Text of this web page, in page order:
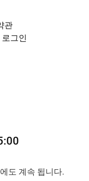
관
로그인
도 계속 됩니다.